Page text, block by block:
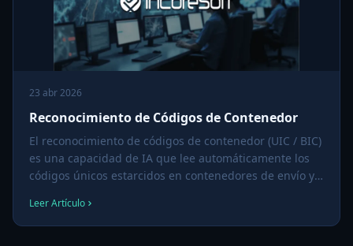
23 abr 2026
Reconocimiento de Códigos de Contenedor
El reconocimiento de códigos de contenedor (UIC / BIC)
es una capacidad de IA que lee automáticamente los
códigos únicos estarcidos en contenedores de envío y
pintados en texto buscable sin inspección manual.
Leer Artículo